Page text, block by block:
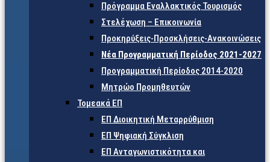
Πρόγραμμα Εναλλακτικός Τουρισμός
Στελέχωση – Επικοινωνία
Προκηρύξεις-Προσκλήσεις-Ανακοινώσεις
Νέα Προγραμματική Περίοδος 2021-2027
Προγραμματική Περίοδος 2014-2020
Μητρώο Προμηθευτών
Τομεακά ΕΠ
ΕΠ Διοικητική Μεταρρύθμιση
ΕΠ Ψηφιακή Σύγκλιση
ΕΠ Ανταγωνιστικότητα και